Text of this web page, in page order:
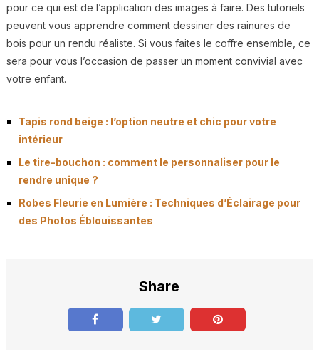
pour ce qui est de l’application des images à faire. Des tutoriels
peuvent vous apprendre comment dessiner des rainures de
bois pour un rendu réaliste. Si vous faites le coffre ensemble, ce
sera pour vous l’occasion de passer un moment convivial avec
votre enfant.
Tapis rond beige : l’option neutre et chic pour votre
intérieur
Le tire-bouchon : comment le personnaliser pour le
rendre unique ?
Robes Fleurie en Lumière : Techniques d’Éclairage pour
des Photos Éblouissantes
Share